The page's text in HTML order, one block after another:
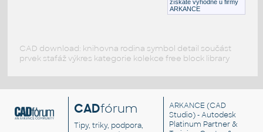
získáte výhodně u firmy
ARKANCE
CAD download: knihovna rodina symbol detail součást
prvek stafáž výkres kategorie kolekce free block library
CADfórum
Tipy, triky, podpora,
ARKANCE (CAD
Studio) - Autodesk
Platinum Partner &